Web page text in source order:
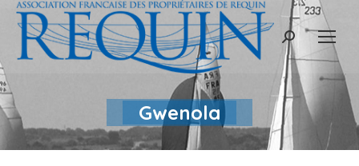
Recherche
Gwenola